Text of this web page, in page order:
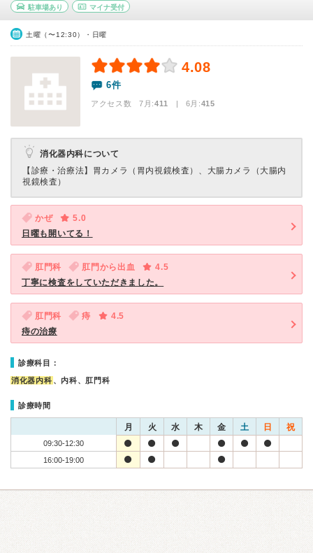
駐車場あり マイナ受付
土曜（〜12:30）・日曜
4.08
6件
アクセス数 7月:411 | 6月:415
消化器内科について
【診療・治療法】 胃カメラ（胃内視鏡検査）、大腸カメラ（大腸内
視鏡検査）
かぜ
5.0
日曜も開いてる！
肛門科 肛門から出血
4.5
丁寧に検査をしていただきました。
肛門科 痔
4.5
痔の治療
診療科目：
消化器内科 、内科、肛門科
診療時間
月 火 水 木 金 土 日 祝
09:30-12:30
16:00-19:00